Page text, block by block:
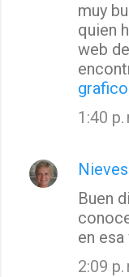
i
o
muy
quien
web
grafico
1:40 p.
Buen
en esa
2:09 p.